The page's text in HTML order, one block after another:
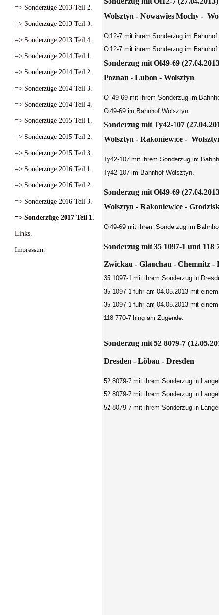
=> Sonderzüge 2013 Teil 2.
=> Sonderzüge 2013 Teil 3.
=> Sonderzüge 2013 Teil 4.
=> Sonderzüge 2014 Teil 1.
=> Sonderzüge 2014 Teil 2.
=> Sonderzüge 2014 Teil 3.
=> Sonderzüge 2014 Teil 4.
=> Sonderzüge 2015 Teil 1.
=> Sonderzüge 2015 Teil 2.
=> Sonderzüge 2015 Teil 3.
=> Sonderzüge 2016 Teil 1.
=> Sonderzüge 2016 Teil 2.
=> Sonderzüge 2016 Teil 3.
=> Sonderzüge 2017 Teil 1.
Links.
Impressum
Wolsztyn - Nowawies Mochy -
Ol12-7 mit ihrem Sonderzug im
Ol12-7 mit ihrem Sonderzug im
Sonderzug mit Ol49-69
Poznan - Lubon - Wolsztyn
Ol 49-69 mit ihrem Sonderzug im
Ol49-69 im Bahnhof Wolsztyn.
Sonderzug mit Ty42-107
Wolsztyn - Rakoniewice -
Ty42-107 mit ihrem Sonderzug im
Ty42-107 im Bahnhof Wolsztyn.
Sonderzug mit Ol49-69
Wolsztyn - Rakoniewice -
Ol49-69 mit ihrem Sonderzug im
Sonderzug mit 35 1097-1 und 118
Zwickau - Glauchau - Chemnitz -
35 1097-1 mit ihrem Sonderzug in
35 1097-1 fuhr am 04.05.2013 mit
35 1097-1 fuhr am 04.05.2013 mit
118 770-7 hing am Zugende.
Sonderzug mit 52 8079-7
Dresden - Löbau - Dresden
52 8079-7 mit ihrem Sonderzug in
52 8079-7 mit ihrem Sonderzug in
52 8079-7 mit ihrem Sonderzug in